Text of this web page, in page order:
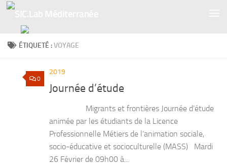
ÉTIQUETÉ :VOYAGE
0
2019
Journée d’étude
Migrants et frontières Journée d’étude
animée par les étudiants de la Licence
Professionnelle Métiers de l’animation sociale,
socio-éducative et socioculturelle (MASS) Mardi
26 Février de 09h00 à...